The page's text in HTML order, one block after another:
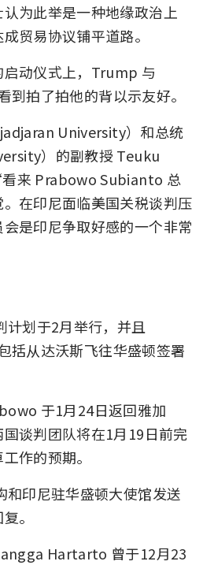
为此举是一种地缘政治上
贸易协议铺平道路。
动仪式上，Trump 与
拍了拍他的背以示友好。
University）和总统
）的副教授 Teuku
来 Prabowo Subianto 总
在印尼面临美国关税谈判压
是印尼争取好感的一个非常
计划于2月举行，并且
括从达沃斯飞往华盛顿签署
于1月24日返回雅加
谈判团队将在1月19日前完
作的预期。
和印尼驻华盛顿大使馆发送
。
Hartarto 曾于12月23